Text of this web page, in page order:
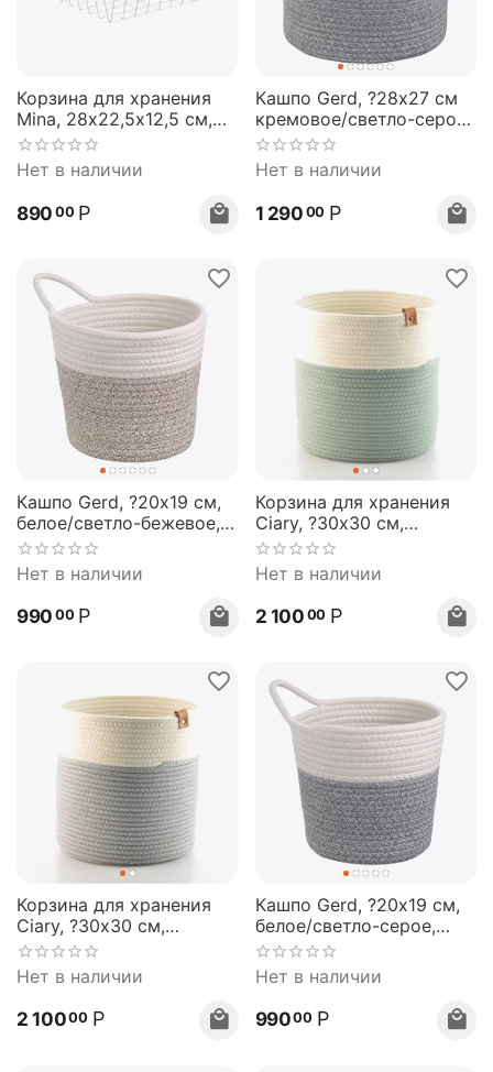
Корзина для хранения
Mina, 28х22,5х12,5 см,
белая, Bergenson Bjorn
Нет в наличии
890 00 Р
Кашпо Gerd, ?28х27 см
кремовое/светло-серое,
Bergenson Bjorn
Нет в наличии
1 290 00 Р
Кашпо Gerd, ?20х19 см,
белое/светло-бежевое,
Bergenson Bjorn
Нет в наличии
990 00 Р
Корзина для хранения
Ciary, ?30х30 см,
бежевая/оливковая,
Bergenson Bjorn
Нет в наличии
2 100 00 Р
Корзина для хранения
Ciary, ?30х30 см,
бежевая/серая,
Bergenson Bjorn
Нет в наличии
2 10000 Р
Кашпо Gerd, ?20х19 см,
белое/светло-серое,
Bergenson Bjorn
Нет в наличии
99000 Р